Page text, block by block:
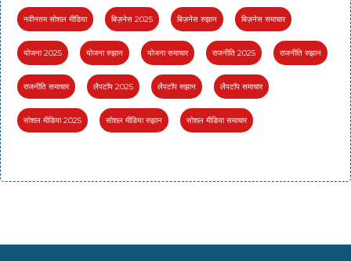
नवीनतम सोशल मीडिया बिज़नेस 2025 बिज़नेस रुझान बिज़नेस समाचार
योजना 2025 योजना रुझान योजना समाचार राजनीति 2025 राजनीति रुझान
राजनीति समाचार लैपटॉप 2025 लैपटॉप रुझान लैपटॉप समाचार
सोशल मीडिया 2025 सोशल मीडिया रुझान सोशल मीडिया समाचार